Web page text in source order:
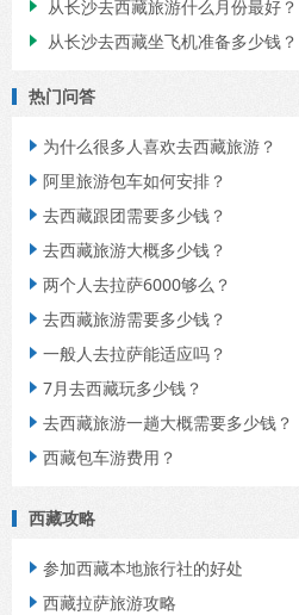
 从长沙去西藏旅游什么月份最好？
 从长沙去西藏坐飞机准备多少钱？
热门问答
 为什么很多人喜欢去西藏旅游？
 阿里旅游包车如何安排？
 去西藏跟团需要多少钱？
 去西藏旅游大概多少钱？
 两个人去拉萨6000够么？
 去西藏旅游需要多少钱？
 一般人去拉萨能适应吗？
 7月去西藏玩多少钱？
 去西藏旅游一趟大概需要多少钱？
 西藏包车游费用？
西藏攻略
 参加西藏本地旅行社的好处
 西藏拉萨旅游攻略